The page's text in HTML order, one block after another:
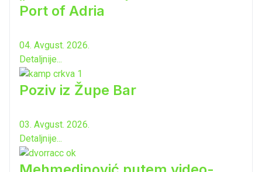
Port of Adria
04. Avgust. 2026.
Detaljnije...
Poziv iz Župe Bar
03. Avgust. 2026.
Detaljnije...